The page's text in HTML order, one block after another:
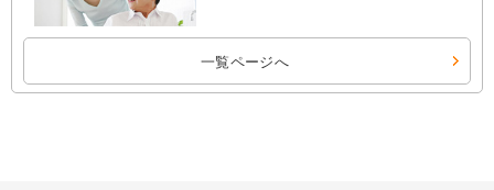
一覧ページへ